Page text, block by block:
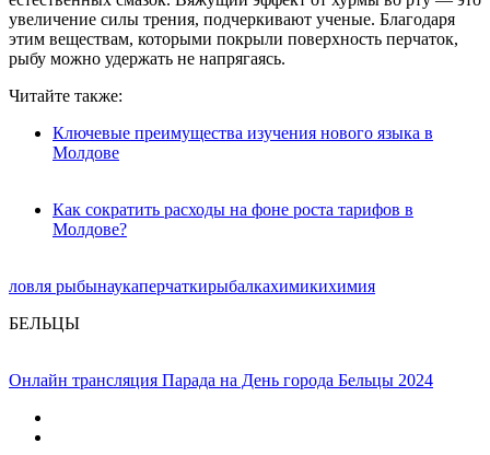
увеличение силы трения, подчеркивают ученые. Благодаря
этим веществам, которыми покрыли поверхность перчаток,
рыбу можно удержать не напрягаясь.
Читайте также:
Ключевые преимущества изучения нового языка в
Молдове
Как сократить расходы на фоне роста тарифов в
Молдове?
ловля рыбынаукаперчаткирыбалкахимикихимия
БЕЛЬЦЫ
Онлайн трансляция Парада на День города Бельцы 2024